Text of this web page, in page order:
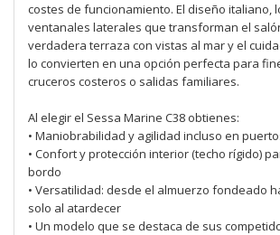
costes de funcionamiento. El diseño italiano,
ventanales laterales que transforman el
verdadera terraza con vistas al mar y el
lo convierten en una opción perfecta para
cruceros costeros o salidas familiares.
Al elegir el Sessa Marine C38 obtienes:
• Maniobrabilidad y agilidad incluso en
• Confort y protección interior (techo rígido)
bordo
• Versatilidad: desde el almuerzo fondeado
solo al atardecer
• Un modelo que se destaca de sus